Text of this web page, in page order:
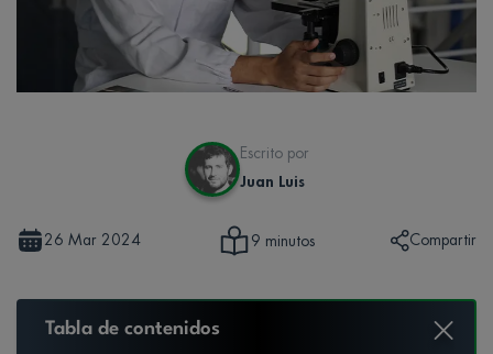
Escrito por
Juan Luis
26 Mar 2024 9 minutos Compartir
Tabla de contenidos